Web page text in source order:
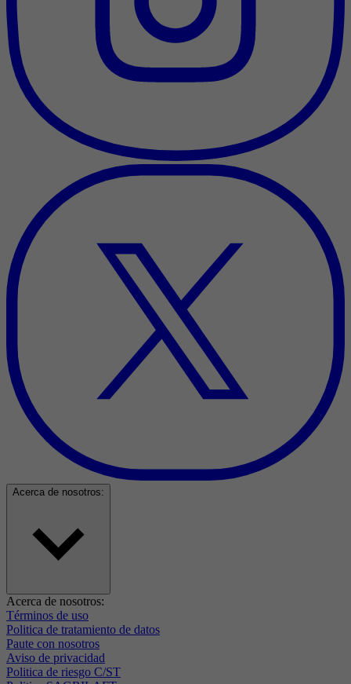
Acerca de nosotros:
Acerca de nosotros:
Términos de uso
Politica de tratamiento de datos
Paute con nosotros
Aviso de privacidad
Politica de riesgo C/ST